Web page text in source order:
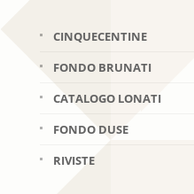
CINQUECENTINE
FONDO BRUNATI
CATALOGO LONATI
FONDO DUSE
RIVISTE